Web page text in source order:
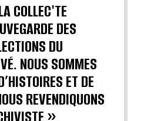
COLLEC'TE
DES
DU
NOUS SOMMES
ET DE
REVENDIQUONS